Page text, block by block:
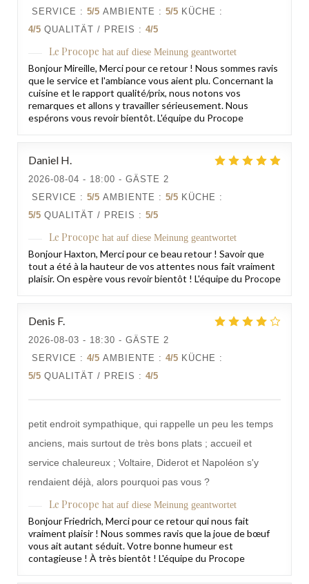
SERVICE : 5/5 AMBIENTE : 5/5 KÜCHE :
4/5 QUALITÄT / PREIS : 4/5
Le Procope hat auf diese Meinung geantwortet
Bonjour Mireille, Merci pour ce retour ! Nous sommes ravis
que le service et l'ambiance vous aient plu. Concernant la
cuisine et le rapport qualité/prix, nous notons vos
remarques et allons y travailler sérieusement. Nous
espérons vous revoir bientôt. L'équipe du Procope
Daniel H
2026-08-04 - 18:00 - GÄSTE 2
SERVICE : 5/5 AMBIENTE : 5/5 KÜCHE :
5/5 QUALITÄT / PREIS : 5/5
Le Procope hat auf diese Meinung geantwortet
Bonjour Haxton, Merci pour ce beau retour ! Savoir que
tout a été à la hauteur de vos attentes nous fait vraiment
plaisir. On espère vous revoir bientôt ! L'équipe du Procope
Denis F
2026-08-03 - 18:30 - GÄSTE 2
SERVICE : 4/5 AMBIENTE : 4/5 KÜCHE :
5/5 QUALITÄT / PREIS : 4/5
petit endroit sympathique, qui rappelle un peu les temps
anciens, mais surtout de très bons plats ; accueil et
service chaleureux ; Voltaire, Diderot et Napoléon s'y
rendaient déjà, alors pourquoi pas vous ?
Le Procope hat auf diese Meinung geantwortet
Bonjour Friedrich, Merci pour ce retour qui nous fait
vraiment plaisir ! Nous sommes ravis que la joue de bœuf
vous ait autant séduit. Votre bonne humeur est
contagieuse ! À très bientôt ! L'équipe du Procope